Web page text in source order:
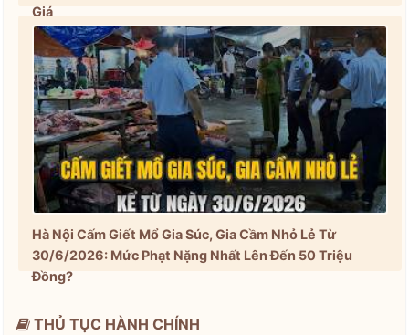
Giá
Hà Nội Cấm Giết Mổ Gia Súc, Gia Cầm Nhỏ Lẻ Từ
30/6/2026: Mức Phạt Nặng Nhất Lên Đến 50 Triệu
Đồng?
THỦ TỤC HÀNH CHÍNH